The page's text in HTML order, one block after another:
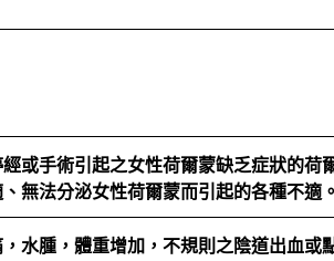
或手術引起之女性荷爾蒙缺乏症狀的荷
無法分泌女性荷爾蒙而引起的各種不適
水腫，體重增加，不規則之陰道出血或